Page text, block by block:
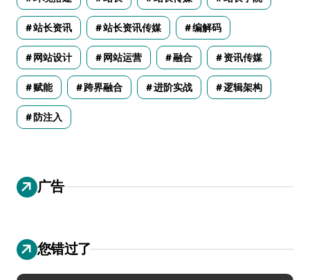
站长资讯 站长资讯传媒 编解码
网站设计 网站运营 融合 资讯传媒
赋能 跨界融合 进阶实战 逻辑架构
防注入
广告
您错过了